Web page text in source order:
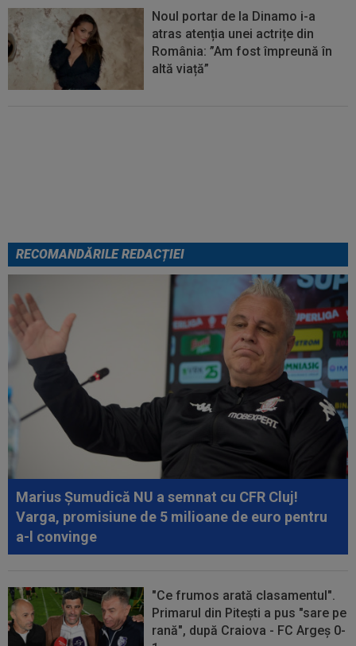
Noul portar de la Dinamo i-a
atras atenția unei actrițe din
România: ”Am fost împreună în
altă viață”
RECOMANDĂRILE REDACȚIEI
Marius Șumudică NU a semnat cu CFR Cluj!
Varga, promisiune de 5 milioane de euro pentru
a-l convinge
"Ce frumos arată clasamentul".
Primarul din Pitești a pus "sare pe
rană", după Craiova - FC Argeș 0-